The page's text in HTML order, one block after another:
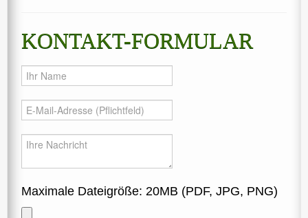
KONTAKT-FORMULAR
Maximale Dateigröße: 20MB (PDF, JPG, PNG)